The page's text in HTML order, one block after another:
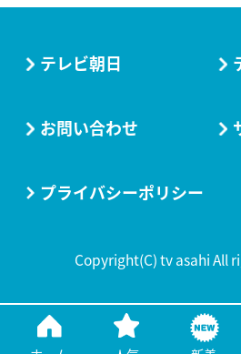
テレビ朝日
お問い合わせ
プライバシーポリシー
Copyright(C) tv asahi All